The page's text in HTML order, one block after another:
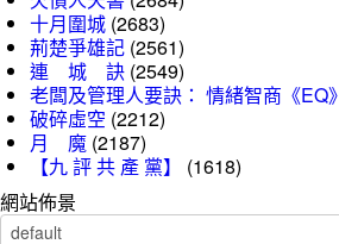
十月圍城 (2683)
荊楚爭雄記 (2561)
連 城 訣 (2549)
老闆及管理人要訣： 情緒智商《EQ》
破碎虛空 (2212)
月 魔 (2187)
【九 評 共 產 黨】
(1618)
網站佈景